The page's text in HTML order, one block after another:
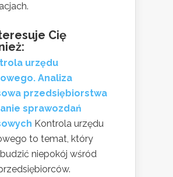
Cię
urzędu
Analiza
przedsiębiorstwa
sprawozdań
Kontrola urzędu
to temat, który
niepokój wśród